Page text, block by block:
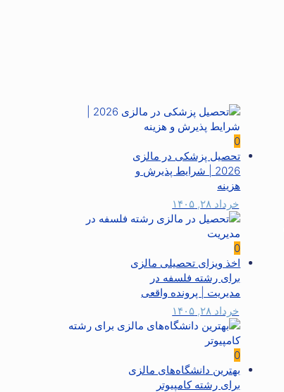
0
تحصیل پزشکی در مالزی
2026 | شرایط پذیرش و
هزینه
خرداد ۲۸, ۱۴۰۵
0
اخذ ویزای تحصیلی مالزی
برای رشته فلسفه در
مدیریت | پرونده واقعی
خرداد ۲۸, ۱۴۰۵
0
بهترین دانشگاه‌های مالزی
برای رشته کامپیوتر